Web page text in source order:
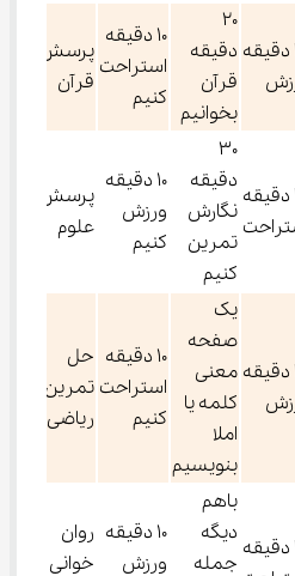
15 دقیقه
20
دقیقه
قرآن
بخوانیم
10 دقیقه
استراحت
کنیم
پرسش از
قرآن
15 دقیقه
30
دقیقه
نگارش
تمرین
کنیم
10 دقیقه
ورزش
کنیم
پرسش از
علوم
15 دقیقه
یک
صفحه
معنی
کلمه یا
املا
بنویسیم
10 دقیقه
استراحت
کنیم
حل
تمرین
ریاضی
15 دقیقه
باهم
دیگه
جمله
10 دقیقه
ورزش
روان
خوانی